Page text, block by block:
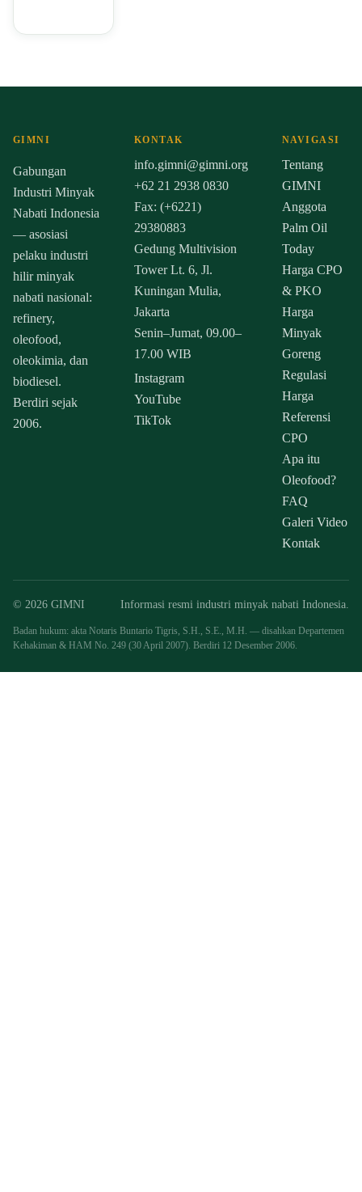
GIMNI
Gabungan
Industri Minyak
Nabati Indonesia
— asosiasi
pelaku industri
hilir minyak
nabati nasional:
refinery,
oleofood,
oleokimia, dan
biodiesel.
Berdiri sejak
2006.
KONTAK
info.gimni@gimni.org
+62 21 2938 0830
Fax: (+6221)
29380883
Gedung Multivision
Tower Lt. 6, Jl.
Kuningan Mulia,
Jakarta
Senin–Jumat, 09.00–
17.00 WIB
Instagram
YouTube
TikTok
NAVIGASI
Tentang
GIMNI
Anggota
Palm Oil
Today
Harga CPO
& PKO
Harga
Minyak
Goreng
Regulasi
Harga
Referensi
CPO
Apa itu
Oleofood?
FAQ
Galeri Video
Kontak
© 2026 GIMNI Informasi resmi industri minyak nabati Indonesia.
Badan hukum: akta Notaris Buntario Tigris, S.H., S.E., M.H. — disahkan Departemen
Kehakiman & HAM No. 249 (30 April 2007). Berdiri 12 Desember 2006.